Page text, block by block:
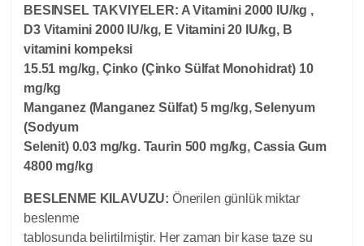
BESINSEL TAKVIYELER: A Vitamini 2000 IU/kg ,
D3 Vitamini 2000 IU/kg, E Vitamini 20 IU/kg, B
vitamini kompeksi
15.51 mg/kg, Çinko (Çinko Sülfat Monohidrat) 10
mg/kg
Manganez (Manganez Sülfat) 5 mg/kg, Selenyum
(Sodyum
Selenit) 0.03 mg/kg. Taurin 500 mg/kg, Cassia Gum
4800 mg/kg
BESLENME KILAVUZU: Önerilen günlük miktar
beslenme
tablosunda belirtilmiştir. Her zaman bir kase taze su